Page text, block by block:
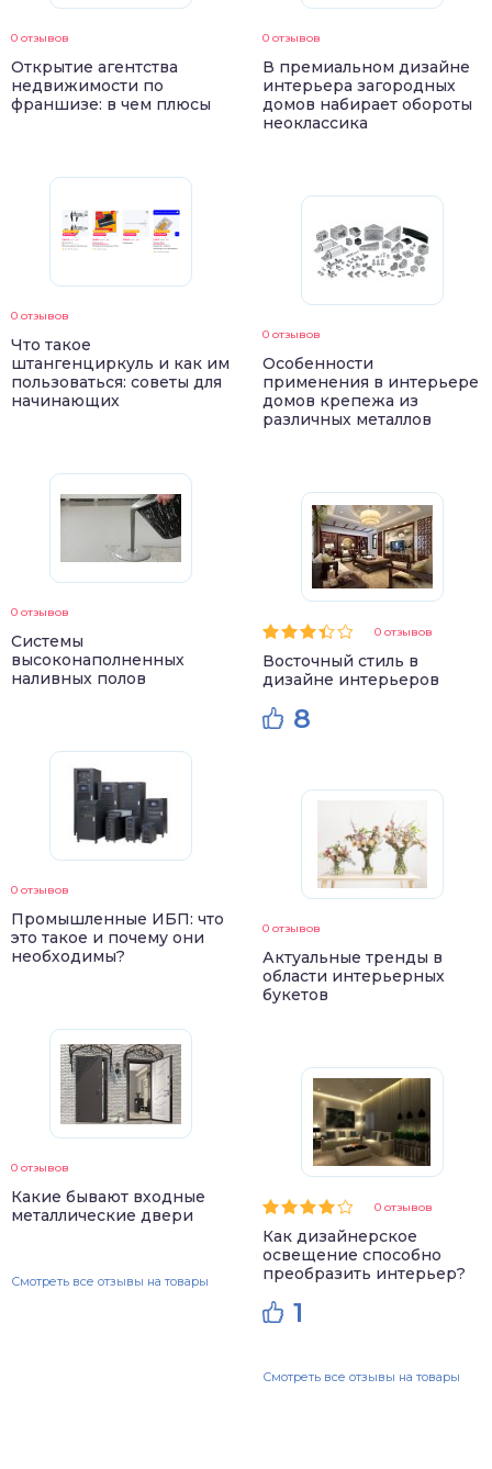
0 отзывов
Открытие агентства
недвижимости по
франшизе: в чем плюсы
0 отзывов
Что такое
штангенциркуль и как им
пользоваться: советы для
начинающих
0 отзывов
Системы
высоконаполненных
наливных полов
0 отзывов
Промышленные ИБП: что
это такое и почему они
необходимы?
0 отзывов
Какие бывают входные
металлические двери
Смотреть все отзывы на товары
0 отзывов
В премиальном дизайне
интерьера загородных
домов набирает обороты
неоклассика
0 отзывов
Особенности
применения в интерьере
домов крепежа из
различных металлов
0 отзывов
Восточный стиль в
дизайне интерьеров
8
0 отзывов
Актуальные тренды в
области интерьерных
букетов
0 отзывов
Как дизайнерское
освещение способно
преобразить интерьер?
1
Смотреть все отзывы на товары